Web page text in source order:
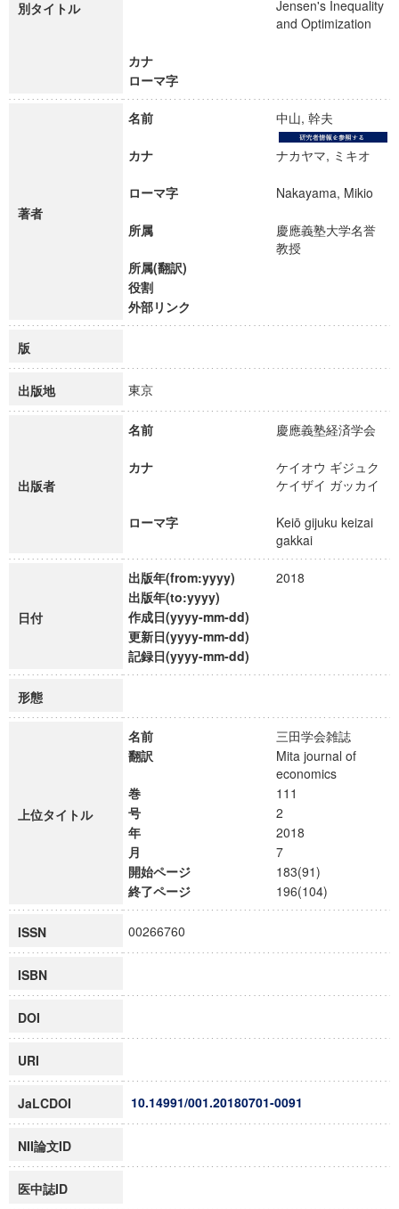
別タイトル
Jensen's Inequality
and Optimization
カナ
ローマ字
著者
名前 中山, 幹夫
カナ ナカヤマ, ミキオ
ローマ字 Nakayama, Mikio
所属
慶應義塾大学名誉
教授
所属(翻訳)
役割
外部リンク
版
出版地 東京
出版者
名前 慶應義塾経済学会
カナ
ケイオウ ギジュク
ケイザイ ガッカイ
ローマ字
Keiō gijuku keizai
gakkai
日付
出版年(from:yyyy)
2018
出版年(to:yyyy)
作成日(yyyy-mm-dd)
更新日(yyyy-mm-dd)
記録日(yyyy-mm-dd)
形態
上位タイトル
名前
三田学会雑誌
翻訳
Mita journal of
economics
巻
111
号
2
年
2018
月
7
開始ページ
183(91)
終了ページ
196(104)
ISSN 00266760
ISBN
DOI
URI
JaLCDOI 10.14991/001.20180701-0091
NII論文ID
医中誌ID